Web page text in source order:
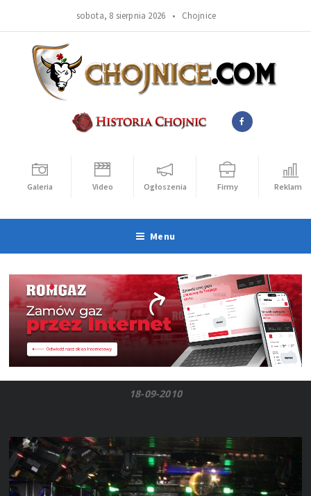
sobota, 8 sierpnia 2026 • Chojnice
Galeria Video Ogłoszenia Firmy Reklama
Menu
18-09-2010